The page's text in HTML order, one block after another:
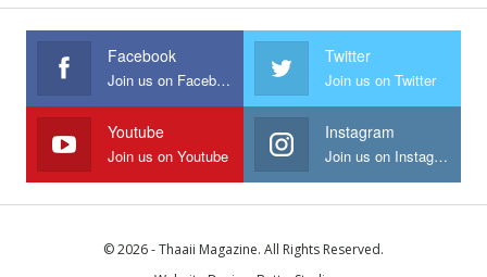
Facebook
Join us on Facebook
Twitter
Join us on Twitter
Youtube
Join us on Youtube
Instagram
Join us on Instagram
© 2026 - Thaaii Magazine. All Rights Reserved.